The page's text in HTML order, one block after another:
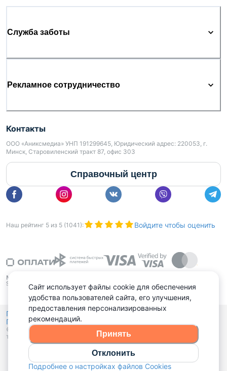
Служба заботы
Рекламное сотрудничество
Контакты
ООО «Аниксмедиа» УНП 191299645, Юридический адрес: 220053, г.
Минск, Старовиленский тракт 87, офис 303
Справочный центр
Наш рейтинг 5 из 5 (1041 ): Войдите чтобы оценить
Политика конфиденциальности,
Политика обработки файлов куки
© 2015 - 2026, Domovita.by. Копирование материалов допускается
только при наличии активной ссылки.
Сайт использует файлы cookie для обеспечения
удобства пользователей сайта, его улучшения,
предоставления персонализированных
рекомендаций.
Принять
Отклонить
Подробнее о настройках файлов Cookies